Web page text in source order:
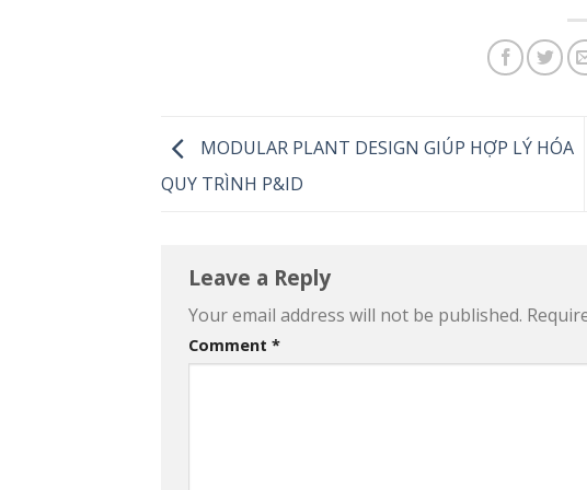
MODULAR PLANT DESIGN GIÚP HỢP LÝ HÓA
QUY TRÌNH P&ID
Leave a Reply
Your email address will not be published.
Comment *